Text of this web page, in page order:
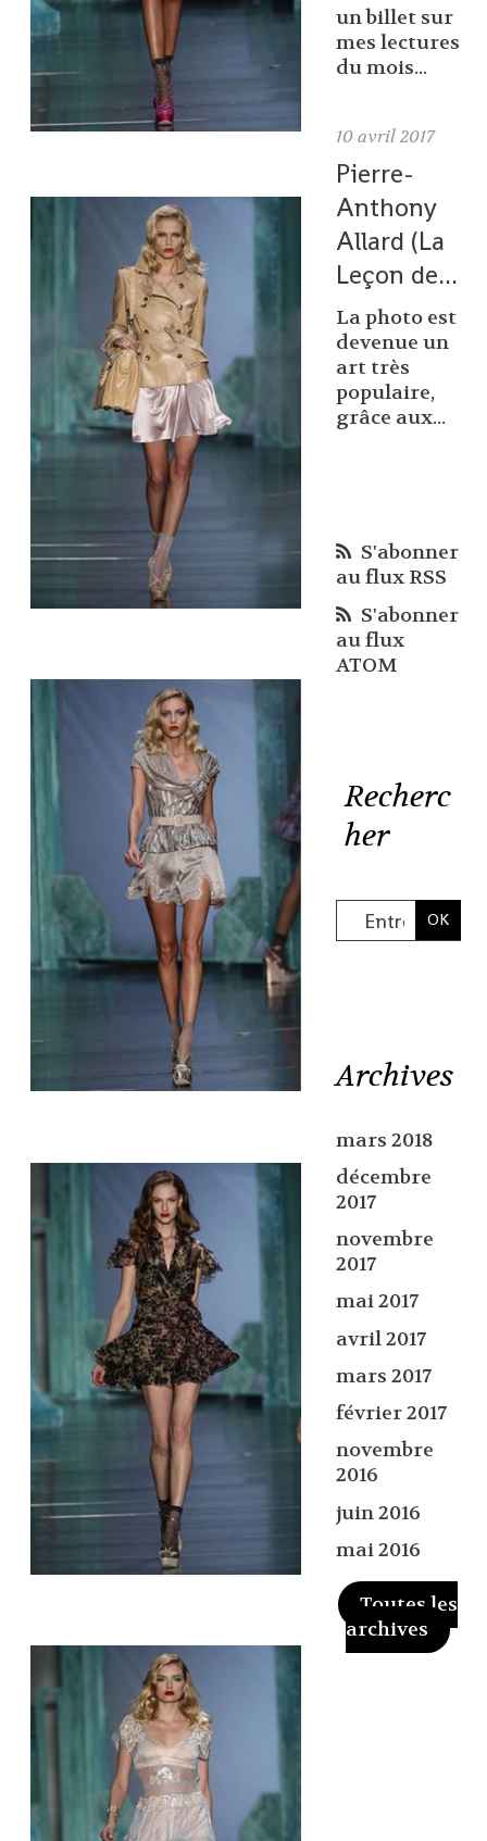
un billet sur
mes lectures
du mois...
10 avril 2017
Pierre-
Anthony
Allard (La
Leçon de...
La photo est
devenue un
art très
populaire,
grâce aux...
S'abonner
au flux RSS
S'abonner
au flux
ATOM
Recherc
her
Archives
mars 2018
décembre
2017
novembre
2017
mai 2017
avril 2017
mars 2017
février 2017
novembre
2016
juin 2016
mai 2016
Toutes les
archives